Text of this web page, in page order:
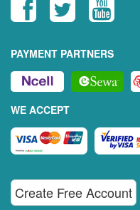
PAYMENT PARTNERS
WE ACCEPT
Create Free Account